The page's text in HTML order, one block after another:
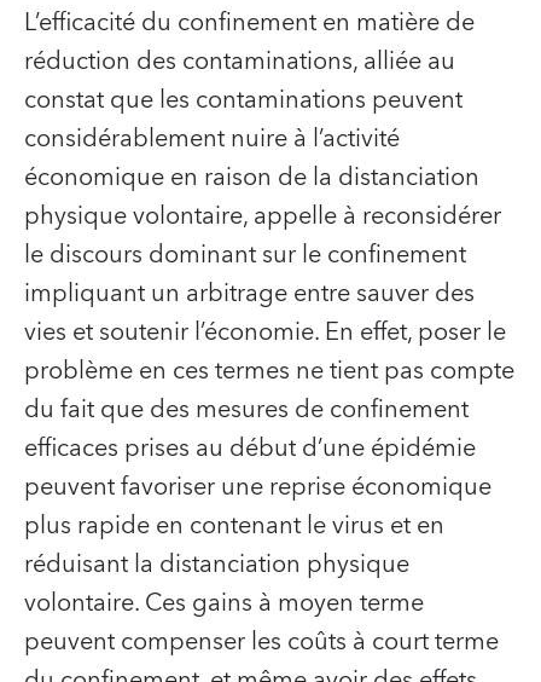
L’efficacité du confinement en matière de
réduction des contaminations, alliée au
constat que les contaminations peuvent
considérablement nuire à l’activité
économique en raison de la distanciation
physique volontaire, appelle à reconsidérer
le discours dominant sur le confinement
impliquant un arbitrage entre sauver des
vies et soutenir l’économie. En effet, poser le
problème en ces termes ne tient pas compte
du fait que des mesures de confinement
efficaces prises au début d’une épidémie
peuvent favoriser une reprise économique
plus rapide en contenant le virus et en
réduisant la distanciation physique
volontaire. Ces gains à moyen terme
peuvent compenser les coûts à court terme